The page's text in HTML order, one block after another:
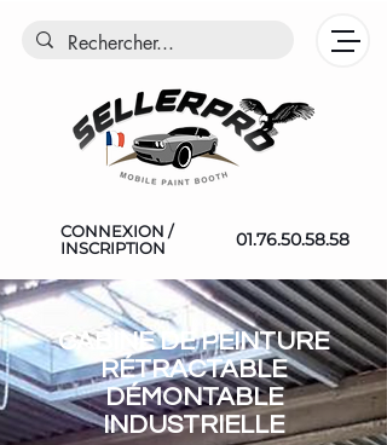
CONNEXION /
INSCRIPTION
01.76.50.58.58
CABINE DE PEINTURE
RÉTRACTABLE
DÉMONTABLE
INDUSTRIELLE